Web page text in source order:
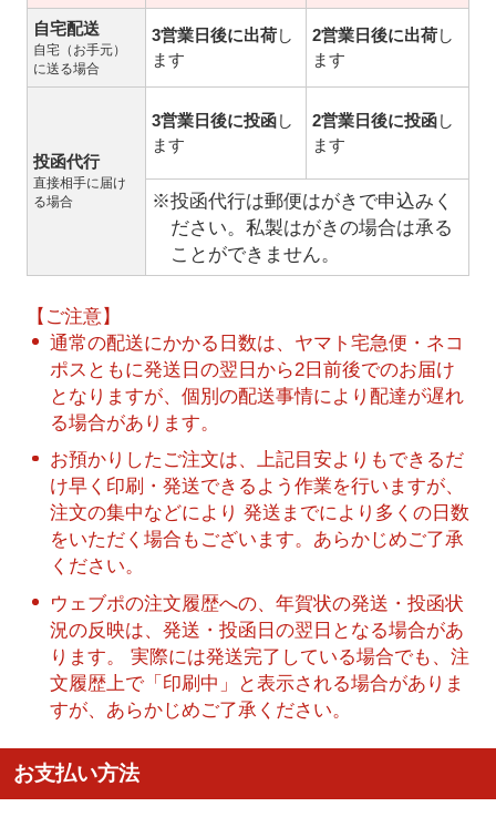
自宅配送
自宅（お手元）
に送る場合
3営業日後に出荷し
ます
2営業日後に出荷し
ます
投函代行
直接相手に届け
る場合
3営業日後に投函し
ます
2営業日後に投函し
ます
※投函代行は郵便はがきで申込みく
ださい。私製はがきの場合は承る
ことができません。
【ご注意】
通常の配送にかかる日数は、ヤマト宅急便・ネコ
ポスともに発送日の翌日から2日前後でのお届け
となりますが、個別の配送事情により配達が遅れ
る場合があります。
お預かりしたご注文は、上記目安よりもできるだ
け早く印刷・発送できるよう作業を行いますが、
注文の集中などにより 発送までにより多くの日数
をいただく場合もございます。あらかじめご了承
ください。
ウェブポの注文履歴への、年賀状の発送・投函状
況の反映は、発送・投函日の翌日となる場合があ
ります。 実際には発送完了している場合でも、注
文履歴上で「印刷中」と表示される場合がありま
すが、あらかじめご了承ください。
お支払い方法